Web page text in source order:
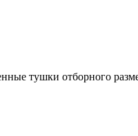
тушки отборного